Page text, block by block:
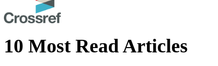
10 Most Read Articles